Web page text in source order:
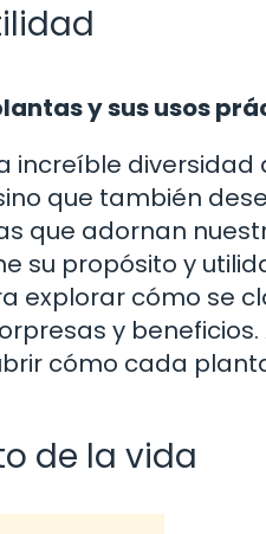
y sus usos
increíble
que también
que adornan
su propósito y
explorar cómo se
y
cómo cada
de la vida